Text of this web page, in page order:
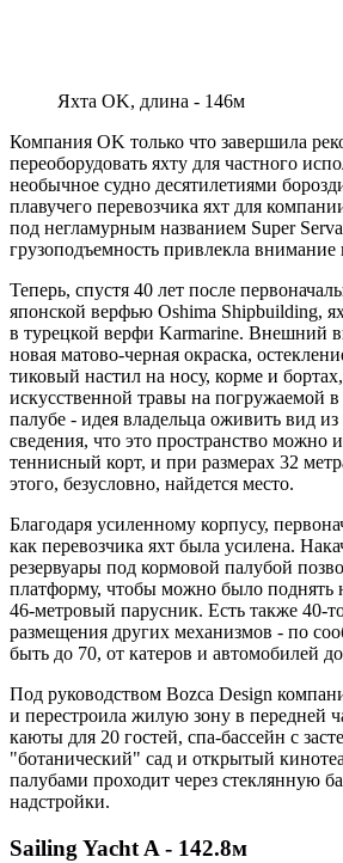
Яхта OK, длина - 146м
Компания OK только что завершила
переоборудовать яхту для частного
необычное судно десятилетиями
плавучего перевозчика яхт для
под негламурным названием Super
грузоподъемность привлекла внимание
Теперь, спустя 40 лет после
японской верфью Oshima Shipbuilding,
в турецкой верфи Karmarine. Внешний
новая матово-черная окраска,
тиковый настил на носу, корме и
искусственной травы на погружаемой
палубе - идея владельца оживить вид
сведения, что это пространство можно
теннисный корт, и при размерах 32
этого, безусловно, найдется место.
Благодаря усиленному корпусу,
как перевозчика яхт была усилена.
резервуары под кормовой палубой
платформу, чтобы можно было поднять
46-метровый парусник. Есть также 40-
размещения других механизмов - по
быть до 70, от катеров и автомобилей
Под руководством Bozca Design
и перестроила жилую зону в передней
каюты для 20 гостей, спа-бассейн с
"ботанический" сад и открытый
палубами проходит через стеклянную
надстройки.
Sailing Yacht A - 142.8м